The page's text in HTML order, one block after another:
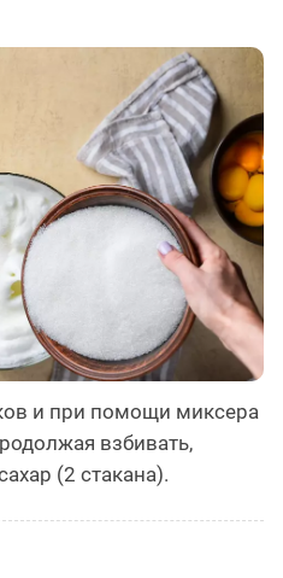
и при помощи миксера
взбивать,
(2 стакана).